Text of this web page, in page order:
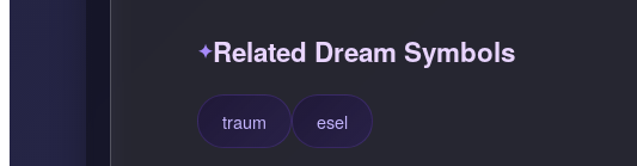
Related Dream Symbols
traum esel